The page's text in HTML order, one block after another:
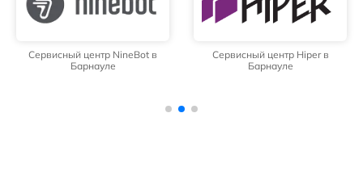
Сервисный центр NineBot в
Барнауле
Сервисный центр Hiper в
Барнауле